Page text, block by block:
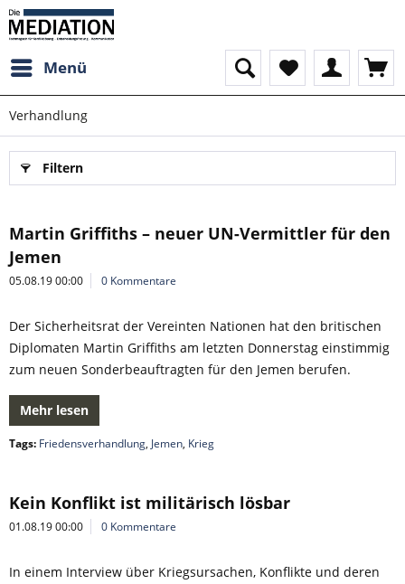
Menü
Verhandlung
Filtern
Martin Griffiths – neuer UN-Vermittler für den
Jemen
05.08.19 00:00 0 Kommentare
Der Sicherheitsrat der Vereinten Nationen hat den britischen
Diplomaten Martin Griffiths am letzten Donnerstag einstimmig
zum neuen Sonderbeauftragten für den Jemen berufen.
Mehr lesen
Tags: Friedensverhandlung, Jemen, Krieg
Kein Konflikt ist militärisch lösbar
01.08.19 00:00 0 Kommentare
In einem Interview über Kriegsursachen, Konflikte und deren